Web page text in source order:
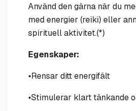
Använd den gärna när du
med energier (reiki) eller
spirituell aktivitet.(*)
Egenskaper:
•Rensar ditt energifält
•Stimulerar klart tänkande